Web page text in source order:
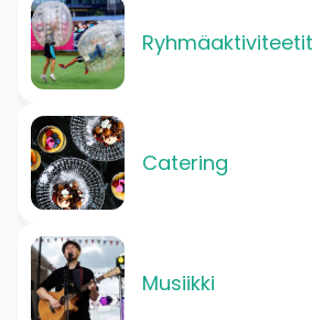
Ryhmäaktiviteetit
Catering
Musiikki